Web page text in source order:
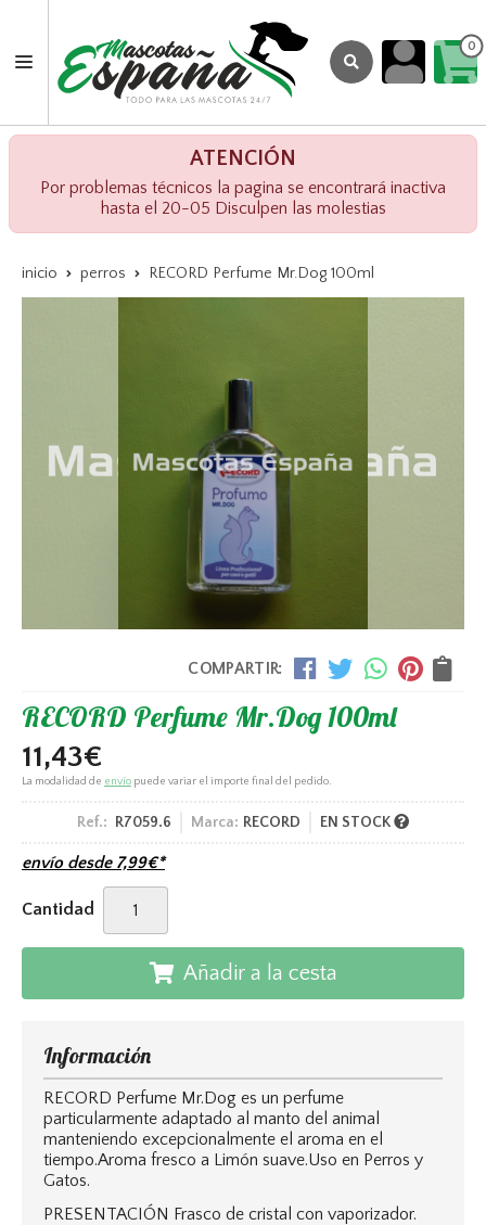
0
ATENCIÓN
Por problemas técnicos la pagina se encontrará inactiva
hasta el 20-05 Disculpen las molestias
inicio perros RECORD Perfume Mr.Dog 100ml
COMPARTIR:
RECORD Perfume Mr.Dog 100ml
11,43€
La modalidad de envío puede variar el importe final del pedido.
Ref.: R7059.6 Marca: RECORD EN STOCK
envío desde 7,99€*
Cantidad
Añadir a la cesta
Información
RECORD Perfume Mr.Dog es un perfume
particularmente adaptado al manto del animal
manteniendo excepcionalmente el aroma en el
tiempo.Aroma fresco a Limón suave.Uso en Perros y
Gatos.
PRESENTACIÓN Frasco de cristal con vaporizador.